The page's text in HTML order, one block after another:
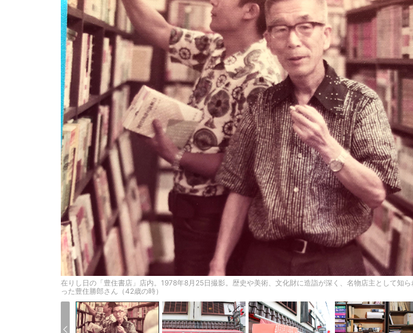
在りし日の「豊住書店」店内。1978年8月25日撮影。歴史や美術、文化財に造詣が深く、名物店主として知
った豊住勝郎さん（42歳の時）